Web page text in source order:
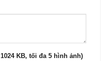
KB, tối đa 5 hình ảnh)